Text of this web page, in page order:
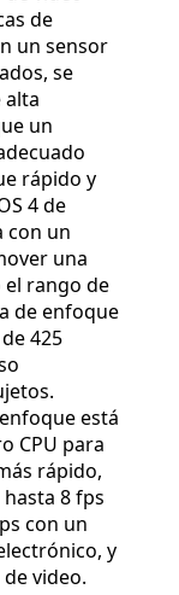
de
un sensor
se
alta
un
rápido y
4 de
con un
una
rango de
de enfoque
425
está
CPU para
rápido,
8 fps
con un
y
video.